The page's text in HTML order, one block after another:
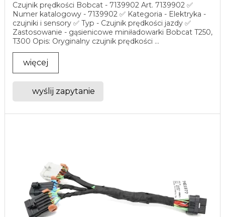
Czujnik prędkości Bobcat - 7139902 Art. 7139902 ✅
Numer katalogowy - 7139902 ✅ Kategoria - Elektryka -
czujniki i sensory ✅ Typ - Czujnik prędkości jazdy ✅
Zastosowanie - gąsienicowe miniładowarki Bobcat T250,
T300 Opis: Oryginalny czujnik prędkości ...
więcej
wyślij zapytanie